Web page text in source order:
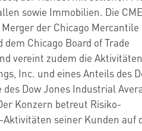
sowie Immobilien. Die
der Chicago Mercantile
dem Chicago Board of Trade
vereint zudem die
Inc. und eines Anteils des
des Dow Jones Industrial
Konzern betreut Risiko-
seiner Kunden auf